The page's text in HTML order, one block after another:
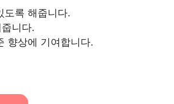
도록 해줍니다.
니다.
향상에 기여합니다.